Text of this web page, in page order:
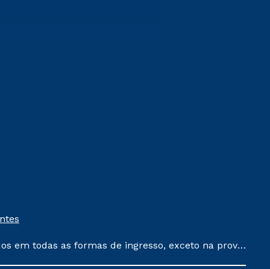
em todas as formas de ingresso, exceto na prova